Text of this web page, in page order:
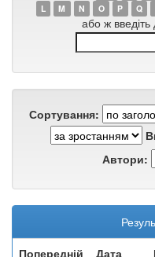
L
M N O P Q
або ж введіть
Сортування:
Автори:
Попередній
Дата